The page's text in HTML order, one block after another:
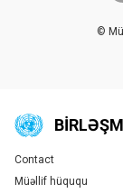
©
Global U.N. menu
Contact
Müəllif hüququ